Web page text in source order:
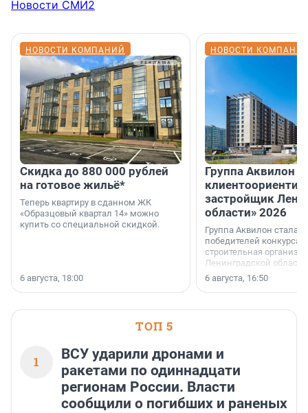
Новости СМИ2
НОВОСТИ КОМПАНИЙ
Скидка до 880 000 рублей
на готовое жильё*
Теперь квартиру в сданном ЖК
«Образцовый квартал 14» можно
купить со специальной скидкой.
6 августа, 18:00
НОВОСТИ
Группа Аквилон
застройщик
области» 2026
Группа Аквилон стала
победителей конкурса
строительная
Ленинградской области
номинации «Самый
застройщик
области».
6 августа, 16:50
ТОП 5
1
ВСУ ударили дронами и
ракетами по одиннадцати
регионам России. Власти
сообщили о погибших и раненых